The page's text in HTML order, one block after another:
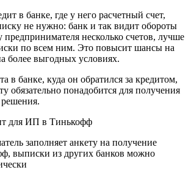
в банке, где у него расчетный счет,
не нужно: банк и так видит обороты
предпринимателя несколько счетов, лучше
по всем ним. Это повысит шансы на
более выгодных условиях.
в банке, куда он обратился за кредитом,
обязательно понадобится для получения
решения.
заполняет анкету на получение
выписки из других банков можно